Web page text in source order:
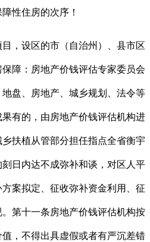
性住房的次序！
设区的市（自治州）、县市区
障：房地产价钱评估专家委员会
盘、房地产、城乡规划、法令等
有的，由房地产价钱评估机构进
扶植从管部分担任指点全省衡宇
日内达不成弥补和谈，对区人平
案拟定、征收弥补资金利用、征
第十一条房地产价钱评估机构按
，不得出具虚假或者有严沉差错